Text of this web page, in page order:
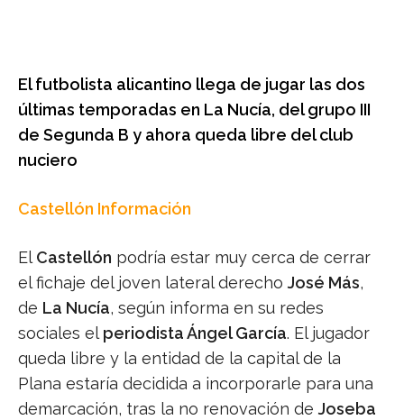
El futbolista alicantino llega de jugar las dos
últimas temporadas en La Nucía, del grupo III
de Segunda B y ahora queda libre del club
nuciero
Castellón Información
El Castellón podría estar muy cerca de cerrar
el fichaje del joven lateral derecho José Más,
de La Nucía, según informa en su redes
sociales el periodista Ángel García. El jugador
queda libre y la entidad de la capital de la
Plana estaría decidida a incorporarle para una
demarcación, tras la no renovación de Joseba